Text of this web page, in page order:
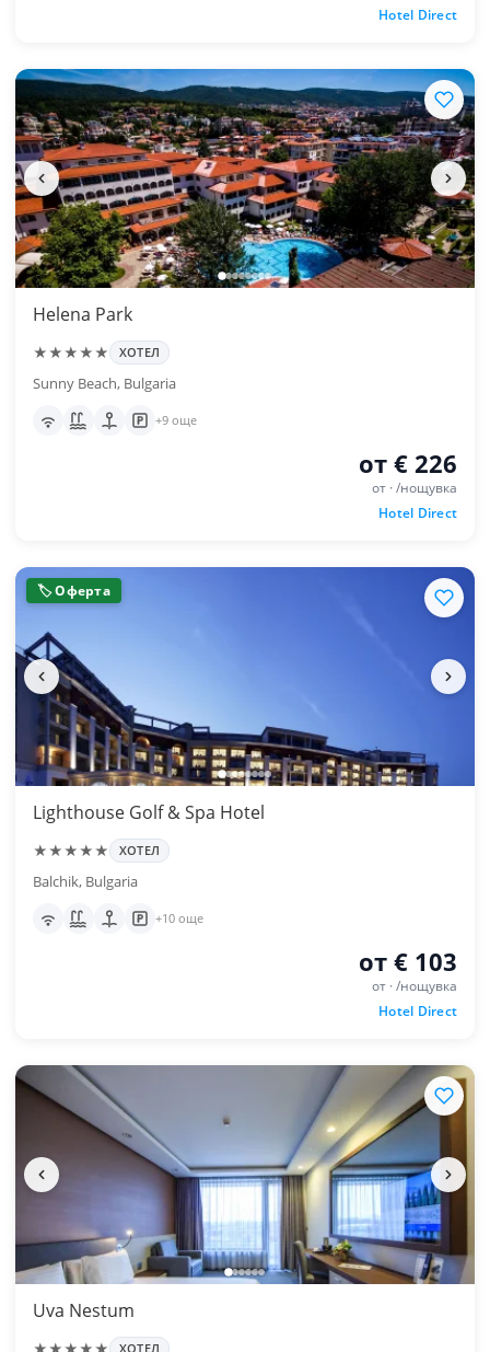
Hotel Direct
Helena Park
★★★★★ ХОТЕЛ
Sunny Beach, Bulgaria
+9 още
от € 226
от · /нощувка
Hotel Direct
🏷 Оферта
Lighthouse Golf & Spa Hotel
★★★★★ ХОТЕЛ
Balchik, Bulgaria
+10 още
от € 103
от · /нощувка
Hotel Direct
Uva Nestum
ХОТЕЛ